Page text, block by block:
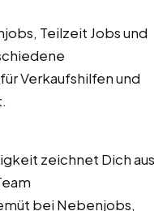
Teilzeit Jobs und
Verkaufshilfen und
zeichnet Dich aus
bei Nebenjobs,